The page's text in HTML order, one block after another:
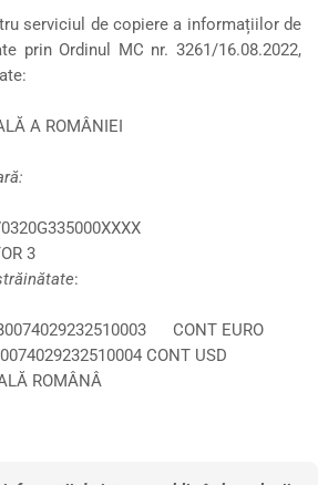
serviciul de copiere a informațiilor de
prin Ordinul MC nr. 3261/16.08.2022,
A ROMÂNIEI
3
:
CONT EURO
CONT USD
ROMÂNÂ